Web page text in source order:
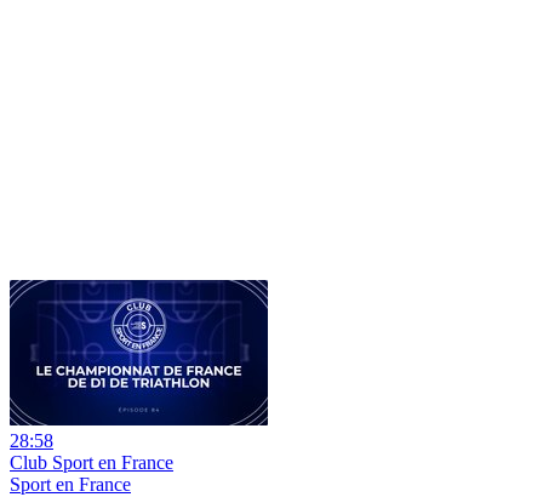
28:58
Club Sport en France
Sport en France